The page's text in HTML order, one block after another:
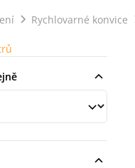
Rychlovarné konvice